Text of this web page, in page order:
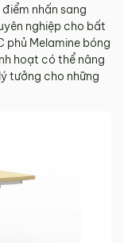
nhấn sang
nghiệp cho bất
phủ Melamine bóng
hoạt có thể nâng
tưởng cho những